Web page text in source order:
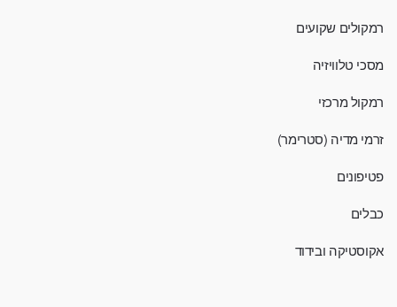
רמקולים שקועים
מסכי טלוויזיה
רמקול מרכזי
זרמי מדיה (סטרימר)
פטיפונים
כבלים
אקוסטיקה ובידוד